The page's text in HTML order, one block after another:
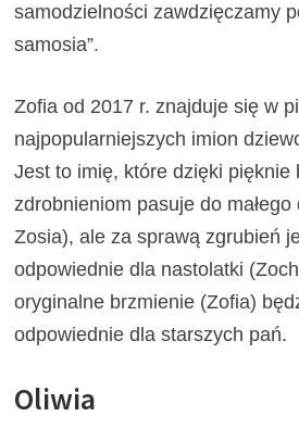
samodzielności zawdzięczamy
samosia”.
Zofia od 2017 r. znajduje się w
najpopularniejszych imion
Jest to imię, które dzięki pięknie
zdrobnieniom pasuje do
Zosia), ale za sprawą zgrubień
odpowiednie dla nastolatki
oryginalne brzmienie (Zofia)
odpowiednie dla starszych pań.
Oliwia